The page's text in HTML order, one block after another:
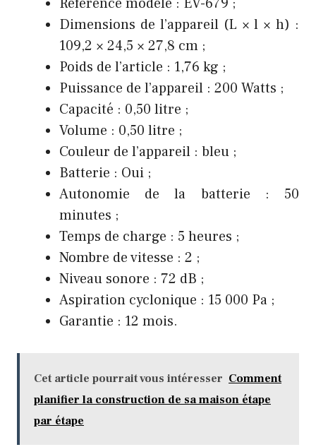
Référence modèle : EV-679 ;
Dimensions de l’appareil (L × l × h) :
109,2 × 24,5 × 27,8 cm ;
Poids de l’article : 1,76 kg ;
Puissance de l’appareil : 200 Watts ;
Capacité : 0,50 litre ;
Volume : 0,50 litre ;
Couleur de l’appareil : bleu ;
Batterie : Oui ;
Autonomie de la batterie : 50
minutes ;
Temps de charge : 5 heures ;
Nombre de vitesse : 2 ;
Niveau sonore : 72 dB ;
Aspiration cyclonique : 15 000 Pa ;
Garantie : 12 mois.
Cet article pourrait vous intéresser Comment
planifier la construction de sa maison étape
par étape